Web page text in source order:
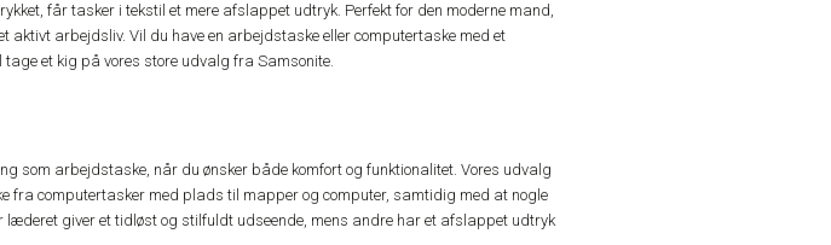
får tasker i tekstil et mere afslappet udtryk. Perfekt for den moderne mand,
aktivt arbejdsliv. Vil du have en arbejdstaske eller computertaske med et
et kig på vores store udvalg fra Samsonite.
som arbejdstaske, når du ønsker både komfort og funktionalitet. Vores udvalg
fra computertasker med plads til mapper og computer, samtidig med at nogle
læderet giver et tidløst og stilfuldt udseende, mens andre har et afslappet udtryk